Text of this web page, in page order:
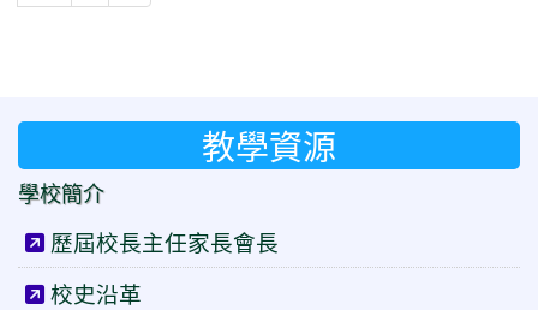
教學資源
學校簡介
歷屆校長主任家長會長
校史沿革